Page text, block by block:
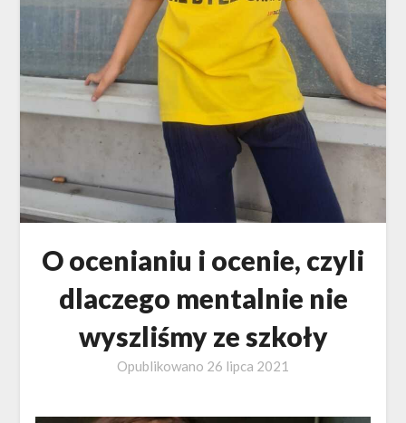
O ocenianiu i ocenie, czyli
dlaczego mentalnie nie
wyszliśmy ze szkoły
Opublikowano 26 lipca 2021